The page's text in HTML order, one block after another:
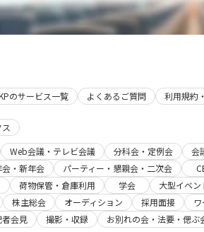
のサービス一覧 よくあるご質問 利用規約
Web会議・テレビ会議 分科会・定例会 会
会・新年会 パーティー・懇親会・二次会
荷物保管・倉庫利用 学会 大型イベン
株主総会 オーディション 採用面接
者会見 撮影・収録 お別れの会・法要・偲ぶ